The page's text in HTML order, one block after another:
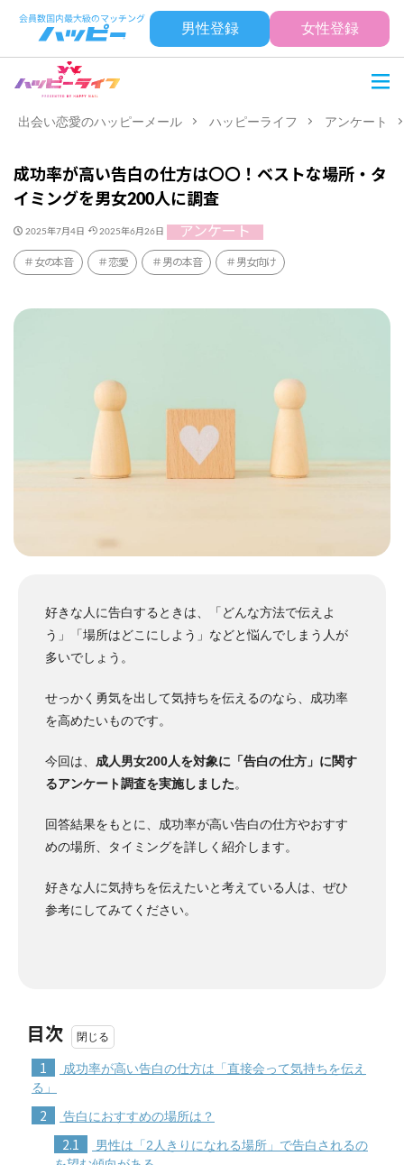
男性登録 女性登録
出会い恋愛のハッピーメール ハッピーライフ アンケート
成功率が高い告白の仕方は〇〇！ベストな場所・タ
イミングを男女200人に調査
2025年7月4日 2025年6月26日 アンケート
女の本音 恋愛 男の本音 男女向け
好きな人に告白するときは、「どんな方法で伝えよ
う」「場所はどこにしよう」などと悩んでしまう人が
多いでしょう。
せっかく勇気を出して気持ちを伝えるのなら、成功率
を高めたいものです。
今回は、 成人男女200人を対象に「告白の仕方」に関す
るアンケート調査を実施しました。
回答結果をもとに、成功率が高い告白の仕方やおすす
めの場所、タイミングを詳しく紹介します。
好きな人に気持ちを伝えたいと考えている人は、ぜひ
参考にしてみてください。
目次
1
成功率が高い告白の仕方は「直接会って気持ちを伝え
る」
2 告白におすすめの場所は？
2.1
男性は「2人きりになれる場所」で告白されるの